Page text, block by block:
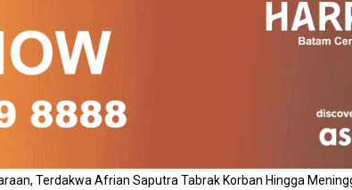
Terdakwa Afrian Saputra Tabrak Korban Hingga